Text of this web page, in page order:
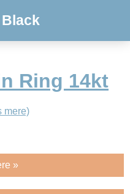
Ring 14kt
mere)
»